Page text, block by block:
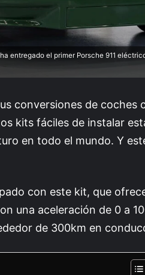
entregado el primer Porsche 911
conversiones de coches
kits fáciles de instalar
en todo el mundo. Y
con este kit, que
una aceleración de 0 a
de 300km en